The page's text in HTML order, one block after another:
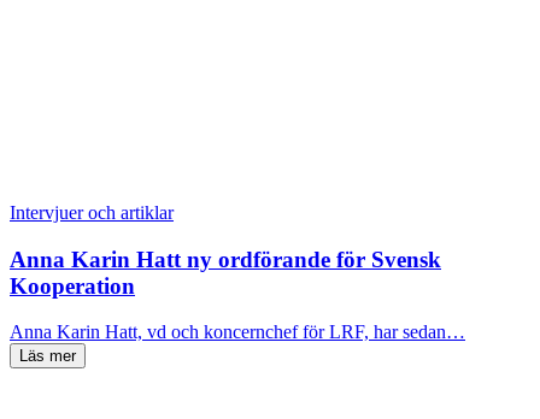
Intervjuer och artiklar
Anna Karin Hatt ny ordförande för Svensk
Kooperation
Anna Karin Hatt, vd och koncernchef för LRF, har sedan…
Läs mer